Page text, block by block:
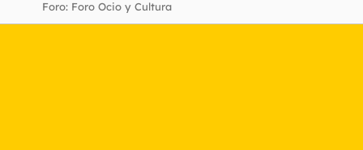
Foro: Foro Ocio y Cultura